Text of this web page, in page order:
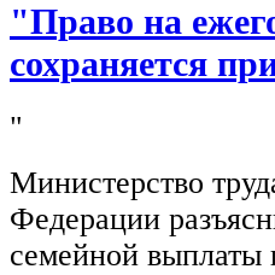
"Право на
сохраняется
"
Министерство
Федерации
семейной выплаты